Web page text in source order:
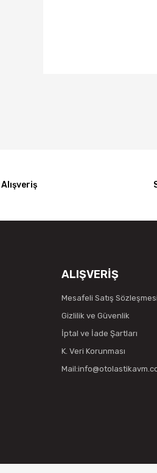
ALIŞVERİŞ
Mesafeli Satış Sözleşmesi
Gizlilik ve Güvenlik
İptal ve İade Şartları
K. Veri Korunması